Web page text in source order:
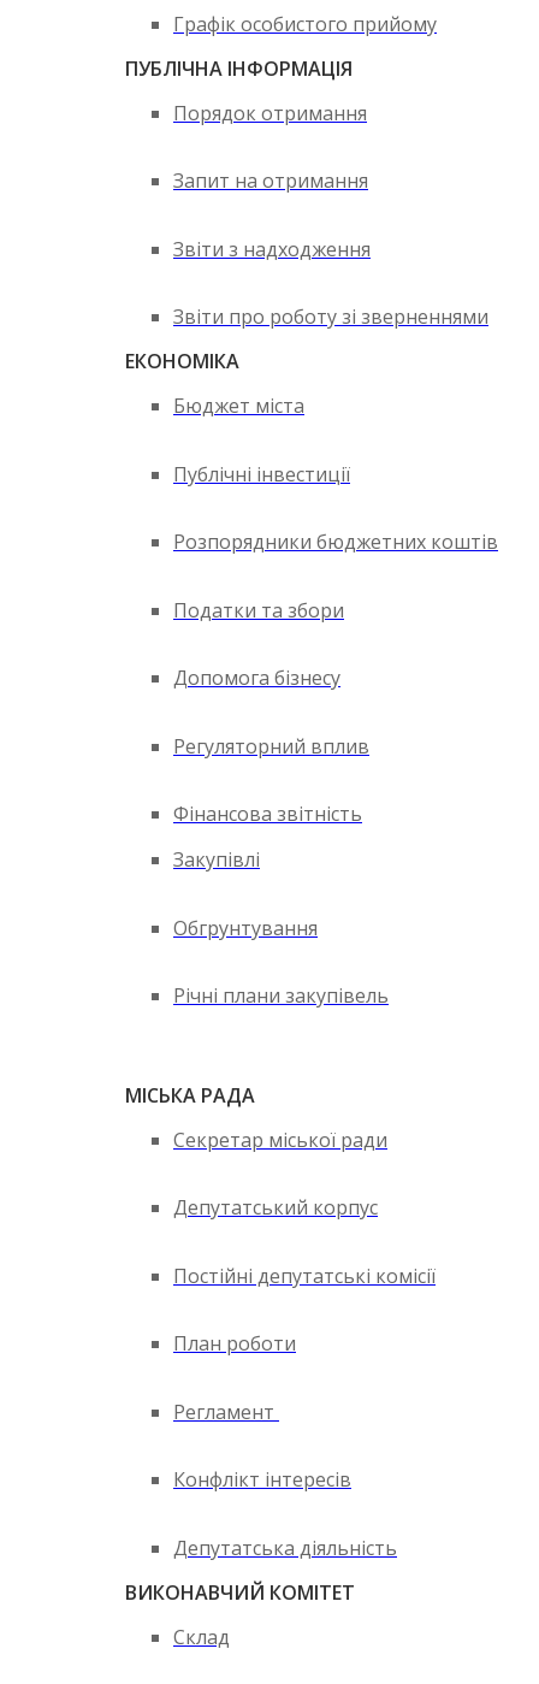
Графік особистого прийому
ПУБЛІЧНА ІНФОРМАЦІЯ
Порядок отримання
Запит на отримання
Звіти з надходження
Звіти про роботу зі зверненнями
ЕКОНОМІКА
Бюджет міста
Публічні інвестиції
Розпорядники бюджетних коштів
Податки та збори
Допомога бізнесу
Регуляторний вплив
Фінансова звітність
Закупівлі
Обгрунтування
Річні плани закупівель
МІСЬКА РАДА
Секретар міської ради
Депутатський корпус
Постійні депутатські комісії
План роботи
Регламент
Конфлікт інтересів
Депутатська діяльність
ВИКОНАВЧИЙ КОМІТЕТ
Склад